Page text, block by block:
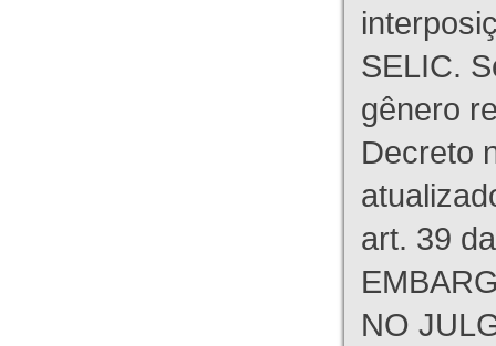
SELIC.
gênero
Decreto
art. 39
NO